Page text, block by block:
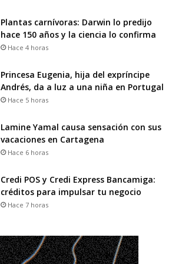
Plantas carnívoras: Darwin lo predijo
hace 150 años y la ciencia lo confirma
Hace 4 horas
Princesa Eugenia, hija del expríncipe
Andrés, da a luz a una niña en Portugal
Hace 5 horas
Lamine Yamal causa sensación con sus
vacaciones en Cartagena
Hace 6 horas
Credi POS y Credi Express Bancamiga:
créditos para impulsar tu negocio
Hace 7 horas